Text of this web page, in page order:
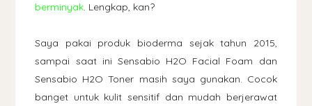
berminyak. Lengkap, kan?
Saya pakai produk bioderma sejak tahun 2015,
sampai saat ini Sensabio H2O Facial Foam dan
Sensabio H2O Toner masih saya gunakan. Cocok
banget untuk kulit sensitif dan mudah berjerawat